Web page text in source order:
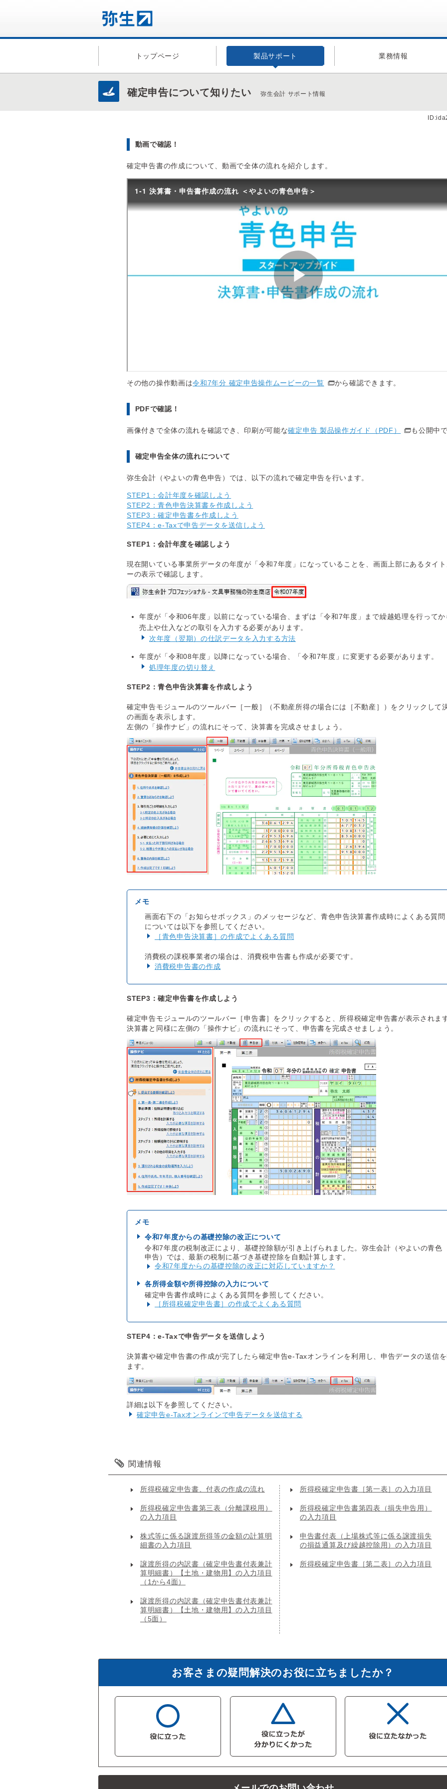
トップページ 製品サポート 業務情報
確定申告について知りたい 弥生会計 サポート情報
動画で確認！
確定申告書の作成について、動画で全体の流れを紹介します。
その他の操作動画は令和7年分 確定申告操作ムービーの一覧 から確認できます。
PDFで確認！
画像付きで全体の流れを確認でき、印刷が可能な確定申告 製品操作ガイド（PDF） も公開中
確定申告全体の流れについて
弥生会計（やよいの青色申告）では、以下の流れで確定申告を行います。
STEP1：会計年度を確認しよう
STEP2：青色申告決算書を作成しよう
STEP3：確定申告書を作成しよう
STEP4：e-Taxで申告データを送信しよう
STEP1：会計年度を確認しよう
現在開いている事業所データの年度が「令和7年度」になっていることを、画面上部にあるタイ
ーの表示で確認します。
年度が「令和06年度」以前になっている場合、まずは「令和7年度」まで繰越処理を行ってか
売上や仕入などの取引を入力する必要があります。
次年度（翌期）の仕訳データを入力する方法
年度が「令和08年度」以降になっている場合、「令和7年度」に変更する必要があります。
処理年度の切り替え
STEP2：青色申告決算書を作成しよう
確定申告モジュールのツールバー［一般］（不動産所得の場合には［不動産］）をクリックして
の画面を表示します。
左側の「操作ナビ」の流れにそって、決算書を完成させましょう。
画面右下の「お知らせボックス」のメッセージなど、青色申告決算書作成時によくある質問
については以下を参照してください。
［青色申告決算書］の作成でよくある質問
消費税の課税事業者の場合は、消費税申告書も作成が必要です。
消費税申告書の作成
STEP3：確定申告書を作成しよう
確定申告モジュールのツールバー［申告書］をクリックすると、所得税確定申告書が表示されま
決算書と同様に左側の「操作ナビ」の流れにそって、申告書を完成させましょう。
令和7年度からの基礎控除の改正について
令和7年度の税制改正により、基礎控除額が引き上げられました。弥生会計（やよいの青色
申告）では、最新の税制に基づき基礎控除を自動計算します。
令和7年度からの基礎控除の改正に対応していますか？
各所得金額や所得控除の入力について
確定申告書作成時によくある質問を参照してください。
［所得税確定申告書］の作成でよくある質問
STEP4：e-Taxで申告データを送信しよう
決算書や確定申告書の作成が完了したら確定申告e-Taxオンラインを利用し、申告データの送信
ます。
詳細は以下を参照してください。
確定申告e-Taxオンラインで申告データを送信する
関連情報
所得税確定申告書、付表の作成の流れ 所得税確定申告書［第一表］の入力項目
所得税確定申告書第三表（分離課税用）
の入力項目
所得税確定申告書第四表（損失申告用）
の入力項目
株式等に係る譲渡所得等の金額の計算明
細書の入力項目
申告書付表（上場株式等に係る譲渡損失
の損益通算及び繰越控除用）の入力項目
譲渡所得の内訳書（確定申告書付表兼計
算明細書）【土地・建物用】の入力項目
（1から4面）
所得税確定申告書［第二表］の入力項目
譲渡所得の内訳書（確定申告書付表兼計
算明細書）【土地・建物用】の入力項目
（5面）
お客さまの疑問解決のお役に立ちましたか？